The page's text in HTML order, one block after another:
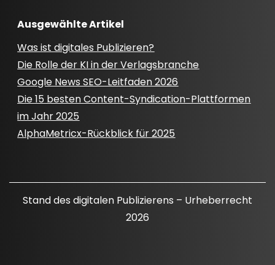
Ausgewählte Artikel
Was ist digitales Publizieren?
Die Rolle der KI in der Verlagsbranche
Google News SEO-Leitfaden 2026
Die 15 besten Content-Syndication-Plattformen
im Jahr 2025
AlphaMetricx-Rückblick für 2025
Stand des digitalen Publizierens – Urheberrecht
2026